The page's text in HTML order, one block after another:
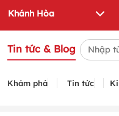
Tin tức & Blog
Khám phá Tin tức